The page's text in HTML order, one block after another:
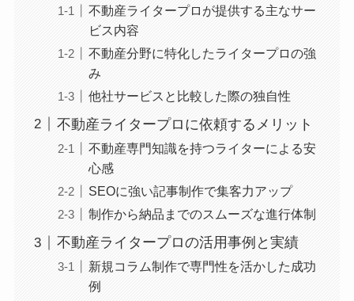
不動産ライタープロが提供する主なサー
ビス内容
不動産分野に特化したライタープロの強
み
他社サービスと比較した際の独自性
不動産ライタープロに依頼するメリット
不動産専門知識を持つライターによる安
心感
SEOに強い記事制作で集客力アップ
制作から納品までのスムーズな進行体制
不動産ライタープロの活用事例と実績
新規コラム制作で専門性を活かした成功
例